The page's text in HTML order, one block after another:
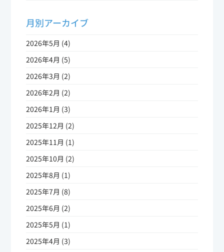
月別アーカイブ
2026年5月 (4)
2026年4月 (5)
2026年3月 (2)
2026年2月 (2)
2026年1月 (3)
2025年12月 (2)
2025年11月 (1)
2025年10月 (2)
2025年8月 (1)
2025年7月 (8)
2025年6月 (2)
2025年5月 (1)
2025年4月 (3)